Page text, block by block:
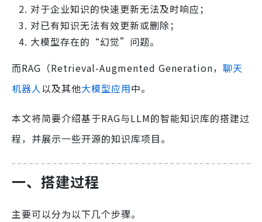
对于企业知识的快速更新无法及时响应；
对已有知识无法有效更新或删除；
大模型存在的“幻觉”问题。
而RAG（Retrieval-Augmented Generation， 聊天
机器人以及其他大模型应用中。
本文将简要介绍基于RAG与LLM的智能知识库的搭建过
程，并展示一些开源的知识库项目。
一、搭建过程
主要可以分为以下几个步骤。